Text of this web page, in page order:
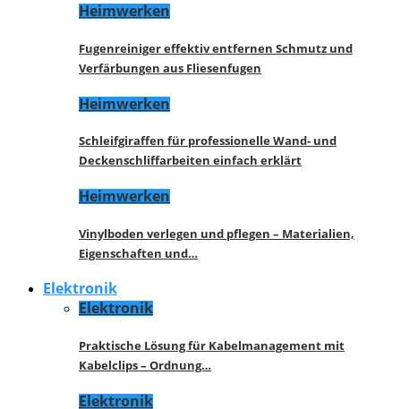
Heimwerken
Fugenreiniger effektiv entfernen Schmutz und
Verfärbungen aus Fliesenfugen
Heimwerken
Schleifgiraffen für professionelle Wand- und
Deckenschliffarbeiten einfach erklärt
Heimwerken
Vinylboden verlegen und pflegen – Materialien,
Eigenschaften und…
Elektronik
Elektronik
Praktische Lösung für Kabelmanagement mit
Kabelclips – Ordnung…
Elektronik